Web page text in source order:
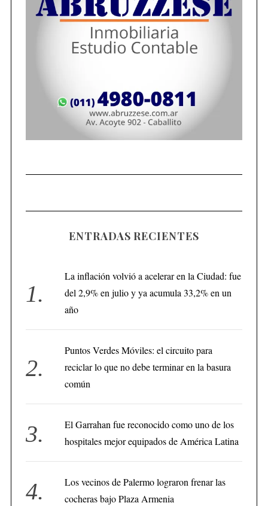
ENTRADAS RECIENTES
La inflación volvió a acelerar en la Ciudad: fue
del 2,9% en julio y ya acumula 33,2% en un
año
Puntos Verdes Móviles: el circuito para
reciclar lo que no debe terminar en la basura
común
El Garrahan fue reconocido como uno de los
hospitales mejor equipados de América Latina
Los vecinos de Palermo lograron frenar las
cocheras bajo Plaza Armenia